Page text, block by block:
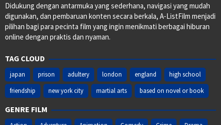
Didukung dengan antarmuka yang sederhana, navigasi yang mudah
digunakan, dan pembaruan konten secara berkala, A-ListFilm menjadi
pilihan bagi para pecinta film yang ingin menikmati berbagai hiburan
online dengan praktis dan nyaman.
TAG CLOUD
japan prison adultery london england
high school
friendship
new york city martial arts based on novel or book
GENRE FILM